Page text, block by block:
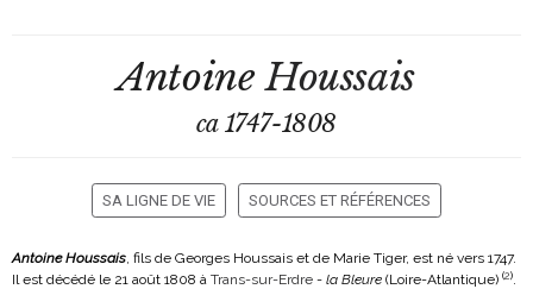
AntoineHoussais
ca 1747-1808
SA LIGNE DE VIE SOURCES ET RÉFÉRENCES
Antoine Houssais, fils de Georges Houssais et de Marie Tiger, est né vers 1747.
Il est décédé le 21 août 1808 à Trans-sur-Erdre - la Bleure (Loire-Atlantique) (2).